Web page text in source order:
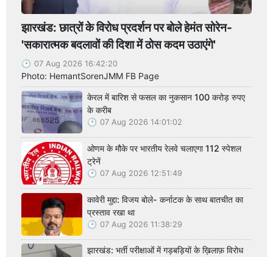
झारखंड: छात्रों के विरोध प्रदर्शन पर बोले हेमंत सोरेन-
'सकारात्मक बदलावों की दिशा में ठोस कदम उठाएंगे'
07 Aug 2026 16:42:20
Photo: HemantSorenJMM FB Page
केरल में बारिश से फसल का नुकसान 100 करोड़ रुपए
के करीब
07 Aug 2026 14:01:02
ओणम के मौके पर भारतीय रेलवे चलाएगा 112 स्पेशल
ट्रेनें
07 Aug 2026 12:51:49
कावेरी मुद्दा: विजय बोले- कर्नाटक के साथ बातचीत का
प्रस्ताव रखा था
07 Aug 2026 11:38:29
झारखंड: भर्ती परीक्षाओं में गड़बड़ियों के ख़िलाफ़ विरोध